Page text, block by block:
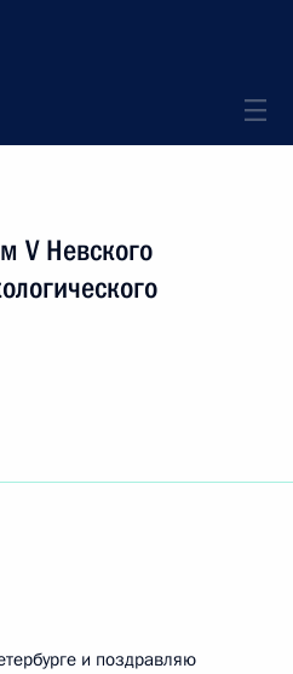
V Невского
и поздравляю